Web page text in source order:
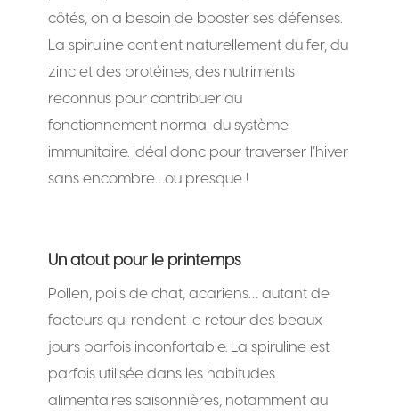
côtés, on a besoin de booster ses défenses.
La spiruline contient naturellement du fer, du
zinc et des protéines, des nutriments
reconnus pour contribuer au
fonctionnement normal du système
immunitaire. Idéal donc pour traverser l’hiver
sans encombre…ou presque !
Un atout pour le printemps
Pollen, poils de chat, acariens… autant de
facteurs qui rendent le retour des beaux
jours parfois inconfortable. La spiruline est
parfois utilisée dans les habitudes
alimentaires saisonnières, notamment au